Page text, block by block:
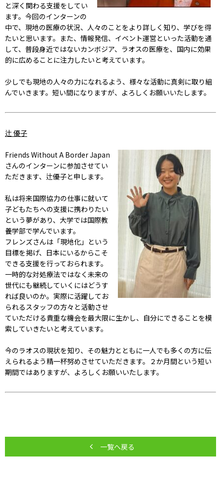
と深く関わる支援をしてい
ます。今回のインターンの
中で、現地の医療の状況、人々のことをより詳しく知り、学びを得
たいと思います。また、情報発信、イベント運営といった活動を通
して、普段身近ではないカンボジア、ラオスの医療を、国内に効果
的に広めることに注力したいと考えています。
少しでも現地の人々の力になれるよう、様々な活動に真剣に取り組
んでいきます。短い間になりますが、よろしくお願いいたします。
辻 優子
Friends Without A Border Japan
さんのインターンに参加させてい
ただきます、辻優子と申します。
私は将来国際協力の仕事に就いて
子どもたちへの支援に携わりたい
という夢があり、大学では国際教
養学部で学んでいます。
フレンズさんは「現地化」という
目標を掲げ、日本にいるからこそ
できる支援を行っておられます。
一時的な対処療法ではなく未来の
世代にも継続していくにはどうす
れば良いのか。実際に活躍してお
られるスタッフの方々と活動させ
ていただける貴重な機会を最大限に生かし、自分にできることを模
索していきたいと考えています。
今のラオスの現状を知り、その魅力とともに一人でも多くの方に伝
えられるよう精一杯努めさせていただきます。２か月間という短い
期間ではありますが、よろしくお願いいたします。
一覧へ戻る